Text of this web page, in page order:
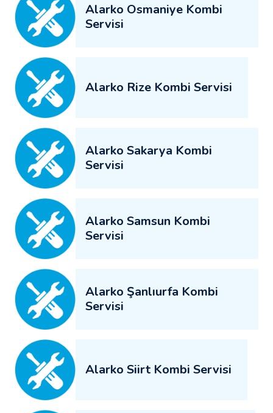
Alarko Osmaniye Kombi
Servisi
Alarko Rize Kombi Servisi
Alarko Sakarya Kombi
Servisi
Alarko Samsun Kombi
Servisi
Alarko Şanlıurfa Kombi
Servisi
Alarko Siirt Kombi Servisi